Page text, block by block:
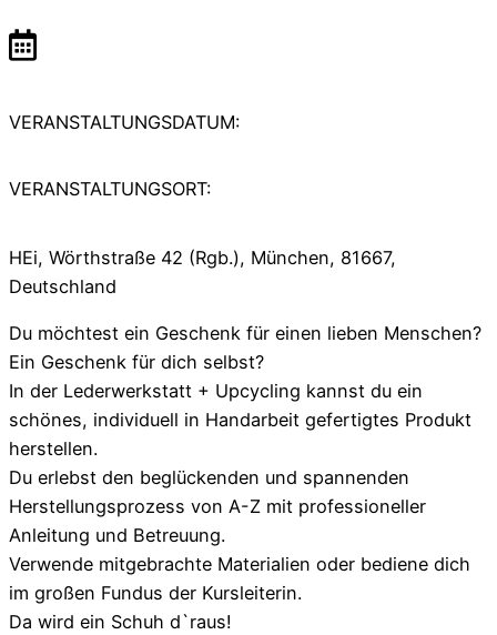
VERANSTALTUNGSDATUM:
VERANSTALTUNGSORT:
HEi, Wörthstraße 42 (Rgb.), München, 81667,
Deutschland
Du möchtest ein Geschenk für einen lieben Menschen?
Ein Geschenk für dich selbst?
In der Lederwerkstatt + Upcycling kannst du ein
schönes, individuell in Handarbeit gefertigtes Produkt
herstellen.
Du erlebst den beglückenden und spannenden
Herstellungsprozess von A-Z mit professioneller
Anleitung und Betreuung.
Verwende mitgebrachte Materialien oder bediene dich
im großen Fundus der Kursleiterin.
Da wird ein Schuh d`raus!